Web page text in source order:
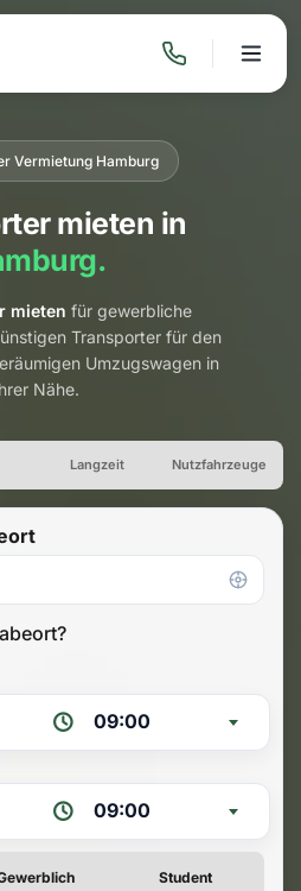
Vermietung Hamburg
mieten in
mieten für gewerbliche
Transporter für den
Umzugswagen in
Nähe.
Langzeit Nutzfahrzeuge
09:00
09:00
Student